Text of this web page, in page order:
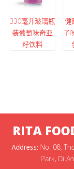
330毫升玻璃瓶
装葡萄味奇亚
籽饮料
健
子
RITA
Address: No. 08,
Park, Di